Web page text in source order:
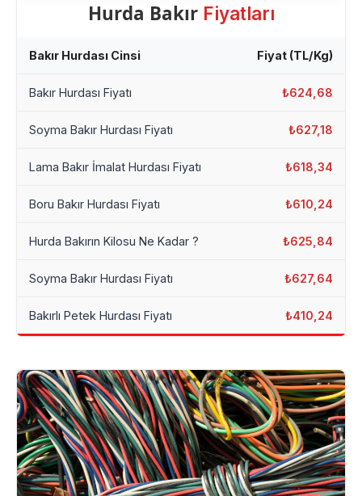
Hurda Bakır Fiyatları
Bakır Hurdası Cinsi Fiyat (TL/Kg)
Bakır Hurdası Fiyatı ₺624,68
Soyma Bakır Hurdası Fiyatı ₺627,18
Lama Bakır İmalat Hurdası Fiyatı ₺618,34
Boru Bakır Hurdası Fiyatı ₺610,24
Hurda Bakırın Kilosu Ne Kadar ? ₺625,84
Soyma Bakır Hurdası Fiyatı ₺627,64
Bakırlı Petek Hurdası Fiyatı ₺410,24